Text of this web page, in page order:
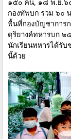
๑๕๐ คน, ๑๘ พ.ย.๖
กองทัพบก รวม ๖๐
พื้นที่กองบัญชาการ
ดุริยางค์ทหารบก ๒
นักเรียนทหารได้รั
นี้ด้วย